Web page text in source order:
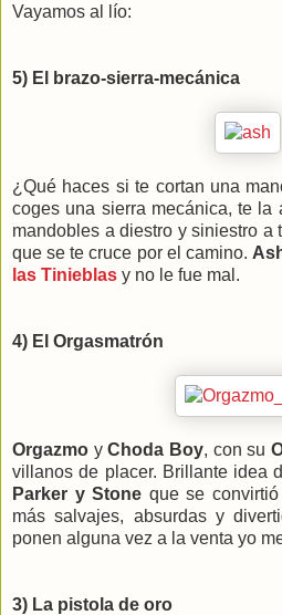
Vayamos al lío:
5) El brazo-sierra-mecánica
¿Qué haces si te cortan una
coges una sierra mecánica, te la
mandobles a diestro y siniestro a
que se te cruce por el camino.
las Tinieblas y no le fue mal.
4) El Orgasmatrón
Orgazmo yChoda Boy, con su
villanos de placer. Brillante idea
Parker y Stone que se
más salvajes, absurdas y
ponen alguna vez a la venta yo
3) La pistola de oro